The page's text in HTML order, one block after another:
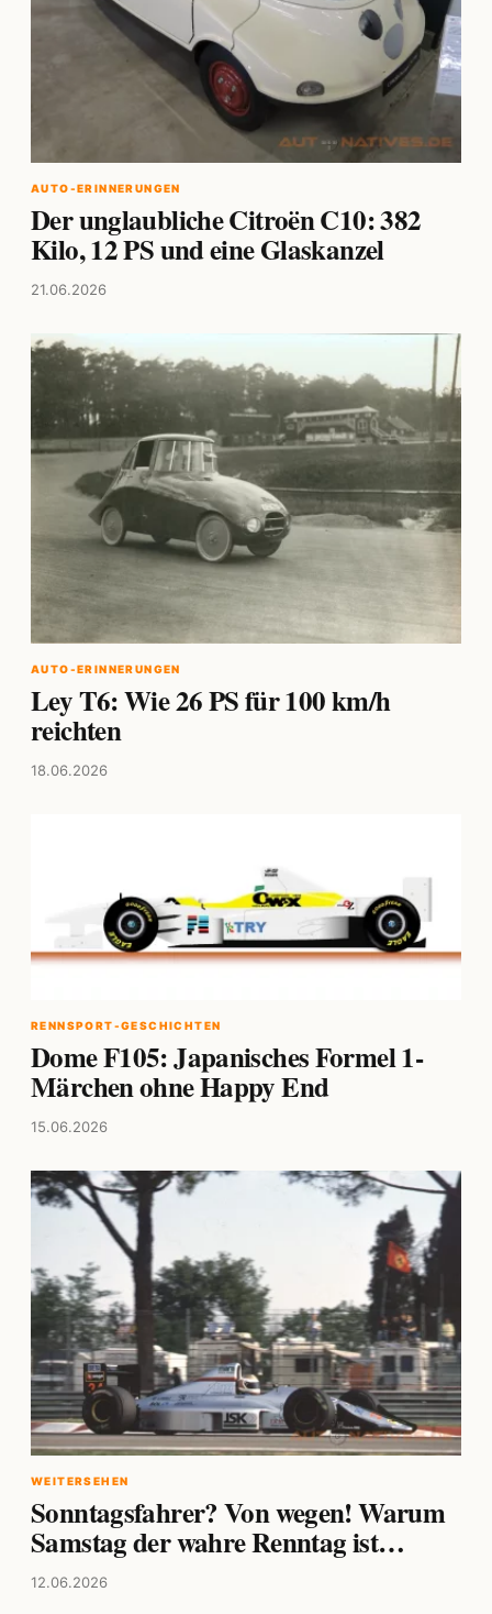
AUTO-ERINNERUNGEN
Der unglaubliche Citroën C10: 382
Kilo, 12 PS und eine Glaskanzel
21.06.2026
AUTO-ERINNERUNGEN
Ley T6: Wie 26 PS für 100 km/h
reichten
18.06.2026
RENNSPORT-GESCHICHTEN
Dome F105: Japanisches Formel 1-
Märchen ohne Happy End
15.06.2026
WEITERSEHEN
Sonntagsfahrer? Von wegen! Warum
Samstag der wahre Renntag ist…
12.06.2026